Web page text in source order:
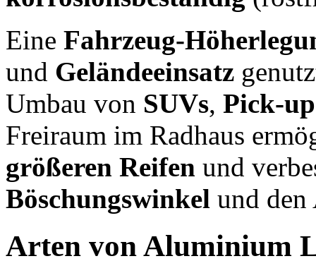
Eine Fahrzeug-
und Geländeeinsatz
Umbau von SUVs, Pick-
Freiraum im Radhaus
größeren Reifen und
Böschungswinkel und den
Arten von Aluminium